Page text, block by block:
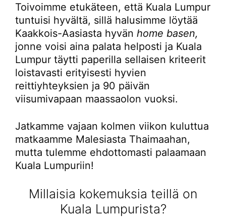
Toivoimme etukäteen, että Kuala Lumpur
tuntuisi hyvältä, sillä halusimme löytää
Kaakkois-Aasiasta hyvän home basen,
jonne voisi aina palata helposti ja Kuala
Lumpur täytti paperilla sellaisen kriteerit
loistavasti erityisesti hyvien
reittiyhteyksien ja 90 päivän
viisumivapaan maassaolon vuoksi.
Jatkamme vajaan kolmen viikon kuluttua
matkaamme Malesiasta Thaimaahan,
mutta tulemme ehdottomasti palaamaan
Kuala Lumpuriin!
Millaisia kokemuksia teillä on
Kuala Lumpurista?